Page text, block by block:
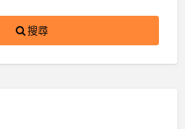
搜尋